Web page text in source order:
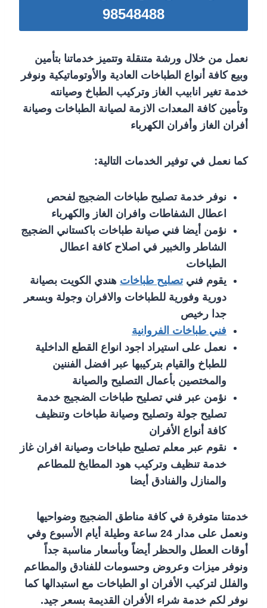
98548488
نعمل من خلال ورشة متنقلة وتتميز خدماتنا بتأمين
وبيع كافة أنواع الطباخات العادية والأوتوماتيكية ونوفر
خدمة تغير انابيب الغاز وتركيب الطباخ وصيانته
وتأمين كافة المعدات الازمة لصيانة الطباخات وصيانة
أفران الغاز وأفران الكهرباء
كما نعمل في توفير الخدمات التالية:
نوفر خدمة تصليح طباخات الضجيج لفحص
اعطال الشفاطات وافران الغاز والكهرباء
نؤمن أيضا فني صيانة طباخات باكستاني الضجيج
الشاطر والخبير في اصلاح كافة اعطال
الطباخات
يقوم فنيتصليح طباخات هندي الكويت بصيانة
دورية وفورية للطباخات والافران وجولة وبسعر
جدا رخيص
فني طباخات الفروانية
نعمل على استيراد اجود انواع القطع الداخلية
للطباخ والقيام بتركيبها عبر افضل الفننين
والمختصين بأعمال التصليح والصيانة
نؤمن عبر فني تصليح طباخات الضجيج خدمة
تصليح جولة وتصليح وصيانة طباخات وتنظيف
كافة أنواع الأفران
نقوم عبر معلم تصليح طباخات وصيانة افران غاز
خدمة تنظيف وتركيب هود المطابخ للمطاعم
والمنازل والفنادق أيضا
خدمتنا متوفرة في كافة مناطق الضجيج وضواحيها
ونعمل على مدار 24 ساعة وطيلة أيام الأسبوع وفي
أوقات العطل والحظر أيضاً وبأسعار مناسبة جداً
ونوفر ميزات وعروض وحسومات للفنادق والمطاعم
والفلل لتركيب الأفران او الطباخات مع استبدالها كما
نوفر لكم خدمة شراء الأفران القديمة بسعر جيد.